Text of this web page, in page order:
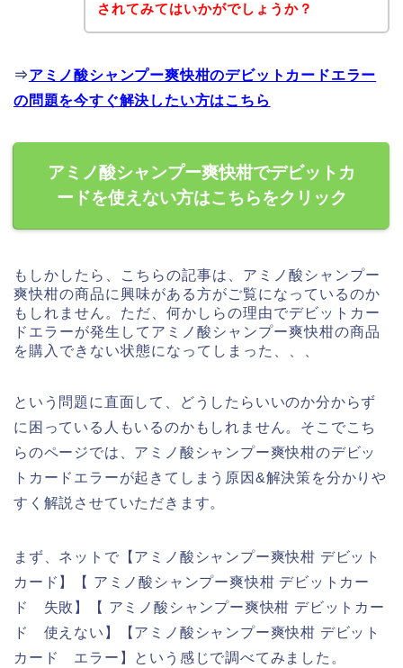
されてみてはいかがでしょうか？
⇒アミノ酸シャンプー爽快柑のデビットカードエラー
の問題を今すぐ解決したい方はこちら
アミノ酸シャンプー爽快柑でデビットカ
ードを使えない方はこちらをクリック
もしかしたら、こちらの記事は、アミノ酸シャンプー
爽快柑の商品に興味がある方がご覧になっているのか
もしれません。ただ、何かしらの理由でデビットカー
ドエラーが発生してアミノ酸シャンプー爽快柑の商品
を購入できない状態になってしまった、、、
という問題に直面して、どうしたらいいのか分からず
に困っている人もいるのかもしれません。そこでこち
らのページでは、アミノ酸シャンプー爽快柑のデビッ
トカードエラーが起きてしまう原因&解決策を分かりや
すく解説させていただきます。
まず、ネットで【アミノ酸シャンプー爽快柑 デビット
カード】【 アミノ酸シャンプー爽快柑 デビットカー
ド 失敗】【 アミノ酸シャンプー爽快柑 デビットカー
ド 使えない】【アミノ酸シャンプー爽快柑 デビット
カード エラー】という感じで調べてみました。